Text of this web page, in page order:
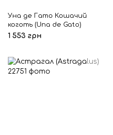
Уна де Гато Кошачий
коготь (Una de Gato)
1 553 грн